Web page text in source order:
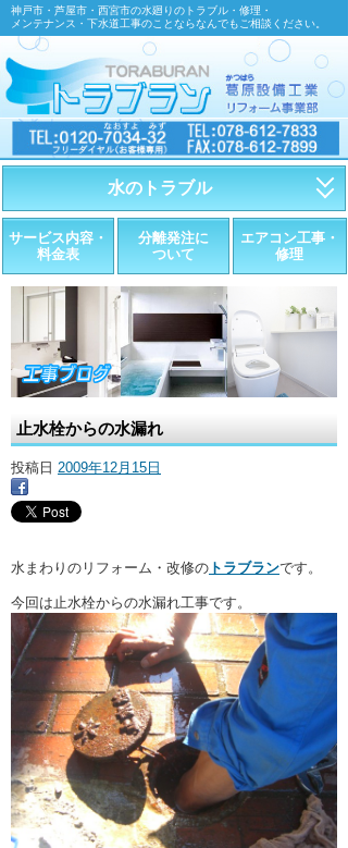
神戸市・芦屋市・西宮市の水廻りのトラブル・修理・
メンテナンス・下水道工事のことならなんでもご相談ください。
水のトラブル
・トイレが詰まったら
・トイレが漏れたら
・水道管が漏れたら
・排水が詰まったら
・水栓金具の取替え
・ここに水栓がほしい
サービス内容・
料金表
分離発注に
ついて
エアコン工事・
修理
止水栓からの水漏れ
投稿日 2009年12月15日
水まわりのリフォーム・改修の トラブランです。
今回は止水栓からの水漏れ工事です。